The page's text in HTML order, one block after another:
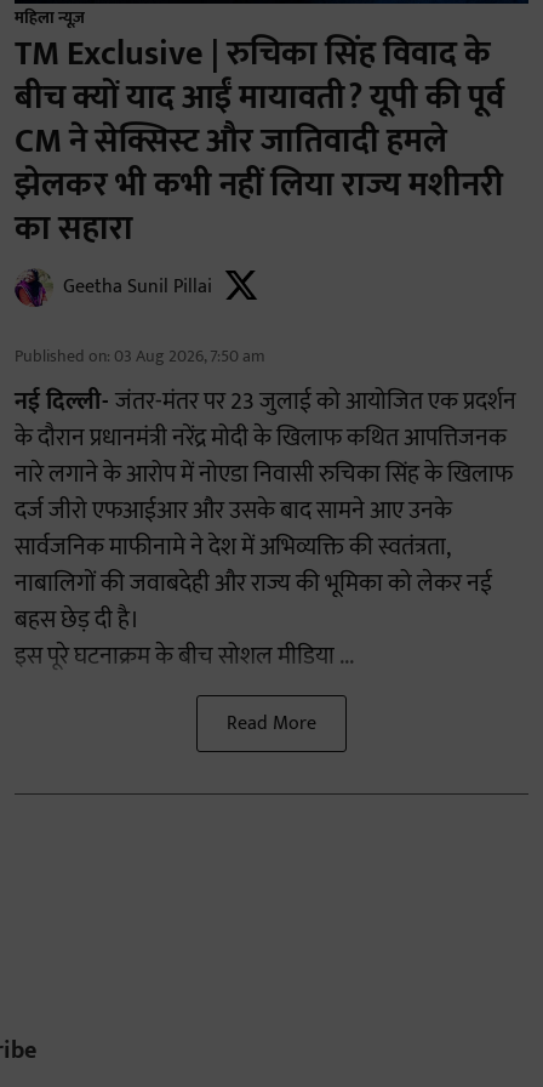
महिला न्यूज़
TM Exclusive | रुचिका सिंह विवाद के
बीच क्यों याद आईं मायावती? यूपी की पूर्व
CM ने सेक्सिस्ट और जातिवादी हमले
झेलकर भी कभी नहीं लिया राज्य मशीनरी
का सहारा
Geetha Sunil Pillai
Published on: 03 Aug 2026, 7:50 am
नई दिल्ली-जंतर-मंतर पर 23 जुलाई को आयोजित एक प्रदर्शन
के दौरान प्रधानमंत्री नरेंद्र मोदी के खिलाफ कथित आपत्तिजनक
नारे लगाने के आरोप में नोएडा निवासी रुचिका सिंह के खिलाफ
दर्ज जीरो एफआईआर और उसके बाद सामने आए उनके
सार्वजनिक माफीनामे ने देश में अभिव्यक्ति की स्वतंत्रता,
नाबालिगों की जवाबदेही और राज्य की भूमिका को लेकर नई
बहस छेड़ दी है।
इस पूरे घटनाक्रम के बीच सोशल मीडिया ...
Read More